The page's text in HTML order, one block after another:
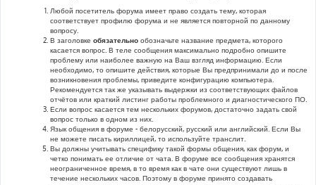
Любой посетитель форума имеет право создать тему, которая
соответствует профилю форума и не является повторной по данному
вопросу.
В заголовке обязательно обозначьте название предмета, которого
касается вопрос. В теле сообщения максимально подробно опишите
проблему или наиболее важную на Ваш взгляд информацию. Если
необходимо, то опишите действия, которые Вы предпринимали до и после
возникновения проблемы, приведите конфигурацию компьютера.
Рекомендуется так же указывать выдержки из соответствующих файлов
отчётов или краткий листинг работы проблемного и диагностического ПО.
Если вопрос касается тем нескольких форумов, достаточно задать свой
вопрос только в одном из них.
Язык общения в форуме - белорусский, русский или английский. Если Вы
не можете писать кириллицей, то используйте транслит.
Вы должны учитывать специфику такой формы общения, как форум, и
четко понимать ее отличие от чата. В форуме все сообщения хранятся
неограниченное время, в то время как в чате они существуют лишь в
течение нескольких часов. Поэтому в форуме принято создавать